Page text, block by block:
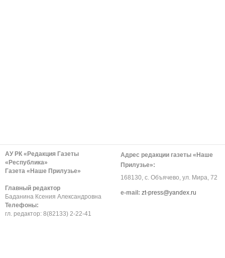
АУ РК «Редакция Газеты
«Республика»
Газета «Наше Прилузье»
Главный редактор
Баданина Ксения Александровна
Телефоны:
гл. редактор: 8(82133) 2-22-41
Адрес редакции газеты «Наше
Прилузье»:
168130, с. Объячево, ул. Мира, 72
е-mail: zt-press@yandex.ru